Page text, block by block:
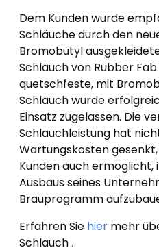
Dem Kunden wurde
Schläuche durch den
Bromobutyl
Schlauch von Rubber
quetschfeste, mit
Schlauch wurde
Einsatz zugelassen. Die
Schlauchleistung hat
Wartungskosten
Kunden auch ermöglicht,
Ausbaus seines
Brauprogramm
Erfahren Sie hier mehr
Schlauch.